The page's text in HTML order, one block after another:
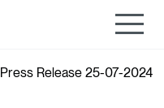
Press Release 25-07-2024